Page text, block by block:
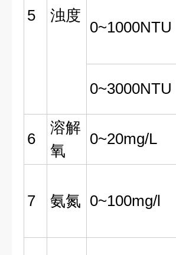
5 浊度
0~1000NTU
0~3000NTU
6
溶解
氧
0~20mg/L
7 氨氮 0~100mg/l